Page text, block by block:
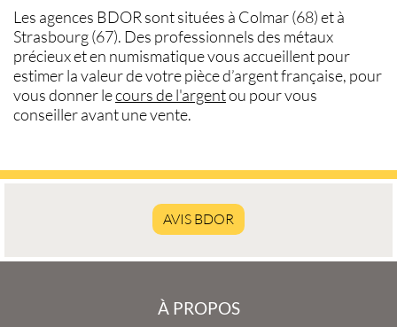
Les agences BDOR sont situées à Colmar (68)et à
Strasbourg (67). Des professionnels des métaux
précieux et en numismatique vous accueillent pour
estimer lavaleur de votre pièce d’argent française, pour
vous donner lecours de l'argentou pour vous
conseiller avant unevente.
AVIS BDOR
À PROPOS